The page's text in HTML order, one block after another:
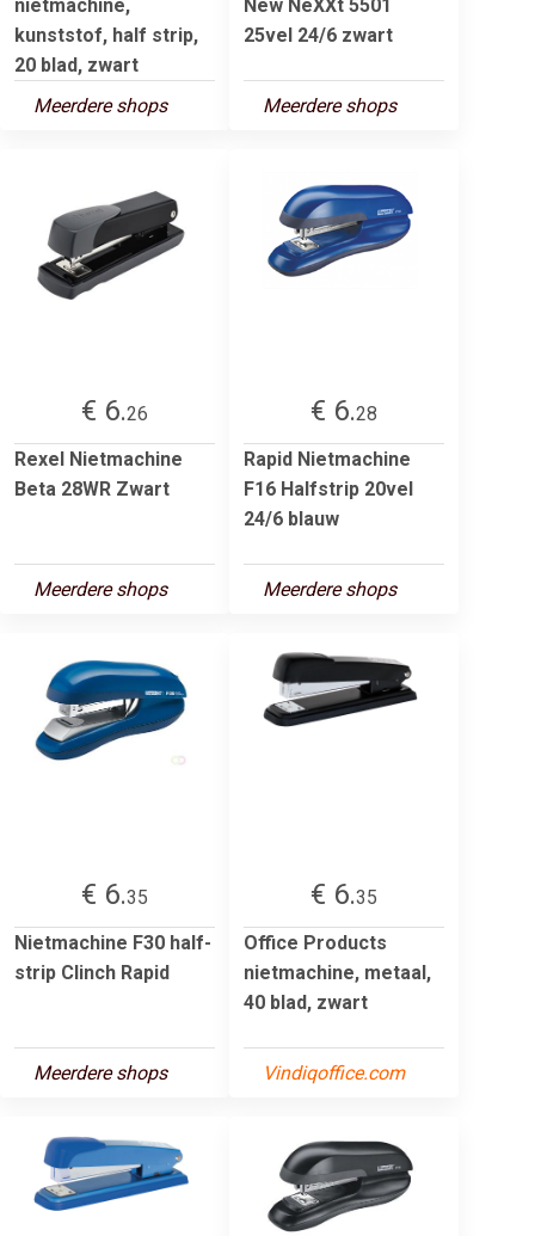
nietmachine,
kunststof, half strip,
20 blad, zwart
Meerdere shops
New NeXXt 5501
25vel 24/6 zwart
Meerdere shops
€ 6.26
Rexel Nietmachine
Beta 28WR Zwart
Meerdere shops
€ 6.28
Rapid Nietmachine
F16 Halfstrip 20vel
24/6 blauw
Meerdere shops
€ 6.35
Nietmachine F30 half-
strip Clinch Rapid
Meerdere shops
€ 6.35
Office Products
nietmachine, metaal,
40 blad, zwart
Vindiqoffice.com